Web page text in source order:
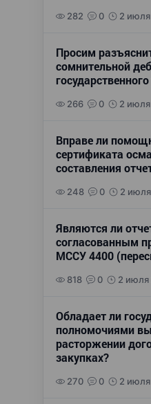
282 0 2
Просим
сомнительной
266 0 2
Вправе ли
сертификата
составления
248 0 2
Являются ли
согласованным
МССУ 4400
818 0 2 июля
Обладает ли
полномочиями
расторжении
закупках?
270 0 2